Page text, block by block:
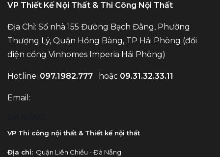
VP Thiết Kế Nội Thất & Thi Công Nội Thất
Địa Chỉ: Số nhà 155 Đường Bạch Đằng, Phường
Thượng Lý, Quận Hồng Bàng, TP Hải Phòng (đối
diện cổng Vinhomes Imperia Hải Phòng)
Hotline: 097.1982.777 hoặc 09.31.32.33.11
Email:
VP Thi công nội thất & Thiết kế nội thất
Địa chỉ: Quận Liên Chiểu - Đà Nẵng